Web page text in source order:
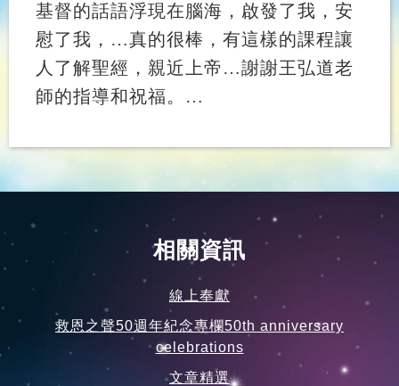
基督的話語浮現在腦海，啟發了我，安
慰了我，…真的很棒，有這樣的課程讓
人了解聖經，親近上帝…謝謝王弘道老
師的指導和祝福。…
相關資訊
線上奉獻
救恩之聲50週年紀念專欄50th anniversary
celebrations
文章精選